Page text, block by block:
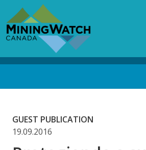
main
content
GUEST PUBLICATION
19.09.2016